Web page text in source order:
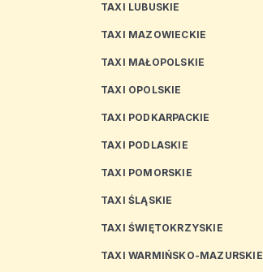
TAXI LUBUSKIE
TAXI MAZOWIECKIE
TAXI MAŁOPOLSKIE
TAXI OPOLSKIE
TAXI PODKARPACKIE
TAXI PODLASKIE
TAXI POMORSKIE
TAXI ŚLĄSKIE
TAXI ŚWIĘTOKRZYSKIE
TAXI WARMIŃSKO-MAZURSKIE